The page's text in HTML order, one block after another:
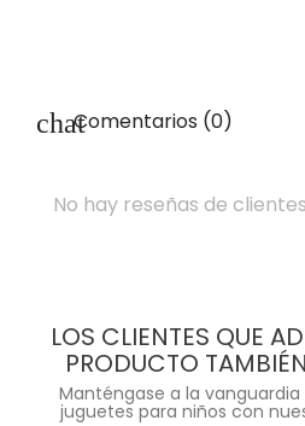
Comentarios (0)
No hay reseñas de
LOS CLIENTES QUE
PRODUCTO
Manténgase a la
juguetes para niños con